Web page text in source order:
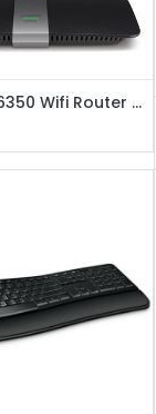
Linksys EA6350 Wifi Router - AC1200 / 4-Puertos Gigabit / USB3.0